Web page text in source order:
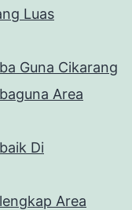
Luas
Guna Cikarang
Area
Di
Area